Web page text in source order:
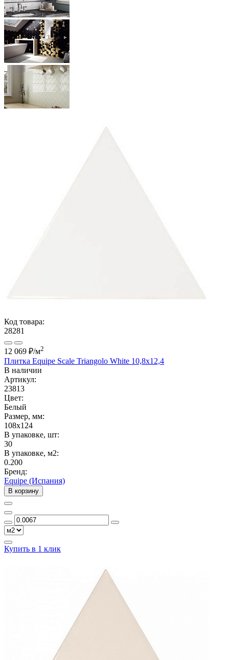
Код товара:
28281
12 069 ₽/м2
Плитка Equipe Scale Triangolo White 10,8x12,4
В наличии
Артикул:
23813
Цвет:
Белый
Размер, мм:
108x124
В упаковке, шт:
30
В упаковке, м2:
0.200
Бренд:
Equipe (Испания)
В корзину
Купить в 1 клик